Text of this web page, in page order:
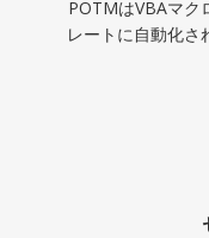
POTMはVBAマク
レートに自動化さ